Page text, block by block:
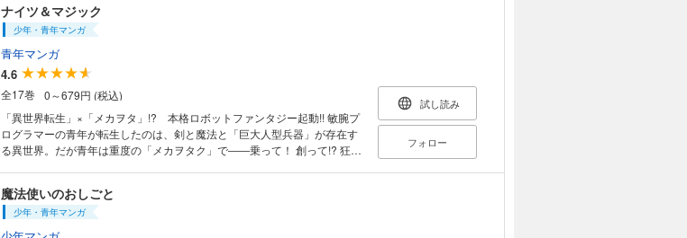
を引退後、最辺境の街で巨大な人型機械「鉄獣機《マシンスティール》」
を操縦し、貨物運びの仕事をする毎日を送るワット・シアーズ。ときには
「鉄獣機」乗りの師匠、ときには街の仲裁役としてお人好しながらも頼ら
れるおっさんとして、しがない余生を過ごすはずだったが…… 「父親の名
は『ワット・シアーズ』。私はあなたに会いに来たのです」 自分の娘と
名乗る少女アンナとの出会いを機に、彼の騎士としての物語が再び動き出
す。 「……『継承選争』が、始まったのです」 次期国王を選ぶための
争い『継承選争』。ワットは次期”王”の資格を持つアンナが継承候補の王
弟に狙われていることを知り助けることに。 のちに王国を巻き込んだこ
の出来事は娘（女王）の剣として、王国最強の騎士に復帰するきっかけと
なり―― 娘のために引退したおっさんが最強に返り咲き。天酒之瓢×み
ことあけみがおくる異世界ロボファンタジー登場！
ナイツ＆マジック
少年・青年マンガ
青年マンガ
4.6
全17巻
0～679円 (税込)
「異世界転生」×「メカヲタ」!? 本格ロボットファンタジー起動!! 敏腕プ
ログラマーの青年が転生したのは、剣と魔法と「巨大人型兵器」が存在す
る異世界。だが青年は重度の「メカヲタク」で――乗って！ 創って!? 狂喜
試し読み
フォロー
魔法使いのおしごと
少年・青年マンガ